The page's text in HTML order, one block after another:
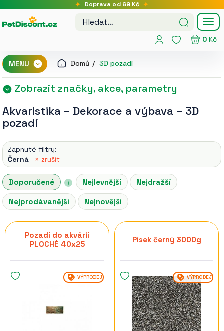
Doprava od 69 Kč
0 Kč
MENU Domů 3D pozadí
Zobrazit značky, akce, parametry
Akvaristika – Dekorace a výbava – 3D
pozadí
Zapnuté filtry:
Černá
× zrušit
Doporučené Nejlevnější Nejdražší
Nejprodávanější Nejnovější
Pozadí do akvárií
PLOCHÉ 40x25
VÝPRODEJ
Písek černý 3000g
VÝPRODEJ